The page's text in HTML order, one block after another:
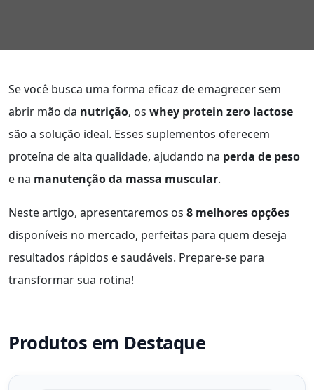
Se você busca uma forma eficaz de emagrecer sem
abrir mão da nutrição, os whey protein zero lactose
são a solução ideal. Esses suplementos oferecem
proteína de alta qualidade, ajudando na perda de peso
e na manutenção da massa muscular.
Neste artigo, apresentaremos os 8 melhores opções
disponíveis no mercado, perfeitas para quem deseja
resultados rápidos e saudáveis. Prepare-se para
transformar sua rotina!
Produtos em Destaque